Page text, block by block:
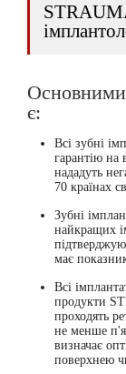
є:
Всі зубні
гарантію на
нададуть
70 країнах
Зубні
найкращих
має
Всі
продукти
проходять
не менше
визначає
поверхнею